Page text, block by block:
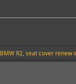
BMW R2, seat cover renew